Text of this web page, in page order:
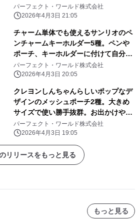
自由に楽しめる！
パーフェクト・ワールド株式会社
2026年4月3日 21:05
チャーム単体でも使えるサンリオのペ
ンチャームキーホルダー5種。ペンや
ポーチ、キーホルダーに付けて自分だ
けのアレンジしよう
パーフェクト・ワールド株式会社
2026年4月3日 20:05
クレヨンしんちゃんらしいポップなデ
ザインのメッシュポーチ2種。大きめ
サイズで使い勝手抜群。お出かけや旅
行にぜひ！
パーフェクト・ワールド株式会社
2026年4月3日 19:05
リリースをもっと見る
もっと見る